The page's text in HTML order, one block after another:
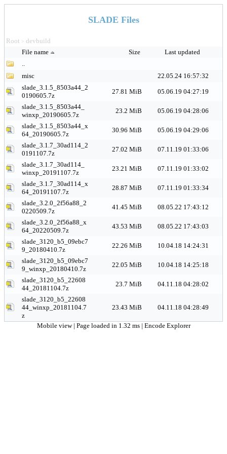
SLADE Files
Root > devbuild
File name
Size
Last updated
..
misc
22.05.24 16:57:32
slade_3.1.5_8503a44_2
0190605.7z
27.81 MiB
05.06.19 04:27:19
slade_3.1.5_8503a44_
winxp_20190605.7z
23.2 MiB
05.06.19 04:28:06
slade_3.1.5_8503a44_x
64_20190605.7z
30.96 MiB
05.06.19 04:29:06
slade_3.1.7_30ad114_2
0191107.7z
27.02 MiB
07.11.19 01:33:06
slade_3.1.7_30ad114_
winxp_20191107.7z
23.21 MiB
07.11.19 01:33:02
slade_3.1.7_30ad114_x
64_20191107.7z
28.87 MiB
07.11.19 01:33:34
slade_3.2.0_2f56a88_2
0220509.7z
41.45 MiB
08.05.22 17:43:12
slade_3.2.0_2f56a88_x
64_20220509.7z
43.53 MiB
08.05.22 17:43:03
slade_3120_b5_09ebc7
9_20180410.7z
22.26 MiB
10.04.18 14:24:31
slade_3120_b5_09ebc7
9_winxp_20180410.7z
22.05 MiB
10.04.18 14:25:18
slade_3120_b5_22608
44_20181104.7z
23.7 MiB
04.11.18 04:28:02
slade_3120_b5_22608
44_winxp_20181104.7
z
23.43 MiB 04.11.18 04:28:49
Mobile view | Page loaded in 1.32 ms | Encode Explorer